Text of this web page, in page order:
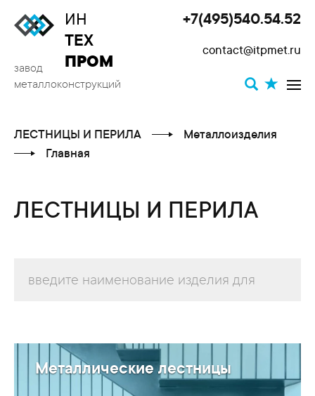
ИН
ТЕХ
ПРОМ
завод
металлоконструкций
+7(495)540.54.52
contact@itpmet.ru
ЛЕСТНИЦЫ И ПЕРИЛА
Металлоизделия
Главная
ЛЕСТНИЦЫ И ПЕРИЛА
Металлические лестницы